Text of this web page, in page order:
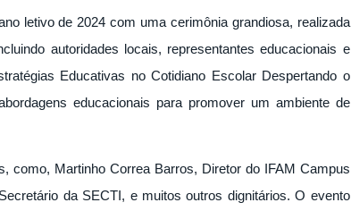
letivo de 2024 com uma cerimônia grandiosa, realizada
autoridades locais, representantes educacionais e
Educativas no Cotidiano Escolar Despertando o
educacionais para promover um ambiente de
como, Martinho Correa Barros, Diretor do IFAM Campus
da SECTI, e muitos outros dignitários. O evento